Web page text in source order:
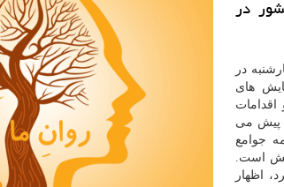
بالای ۱۸ سال كشور در
در
های
پیش می
جوامع
است.
اظهار